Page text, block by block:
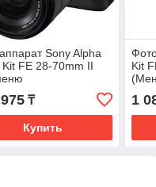
Sony Alpha
FE 28-70mm II
₸
Купить
Kit
1